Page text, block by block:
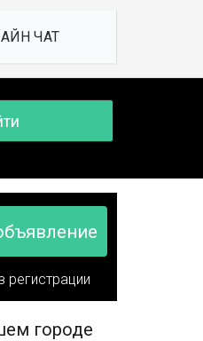
регистрации
городе